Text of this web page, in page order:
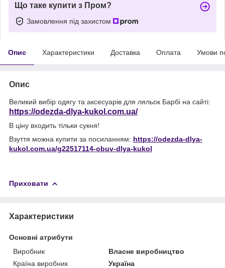
Що таке купити з Пром?
Замовлення під захистом
Опис Характеристики Доставка Оплата Умови
Опис
Великий вибір одягу та аксесуарів для ляльок Барбі на сайті:
https://odezda-dlya-kukol.com.ua/
В ціну входить тільки сукня!
Взуття можна купити за посиланням: https://odezda-dlya-
kukol.com.ua/g22517114-obuv-dlya-kukol
Приховати
Характеристики
Основні атрибути
Виробник
Власне виробництво
Країна виробник
Україна